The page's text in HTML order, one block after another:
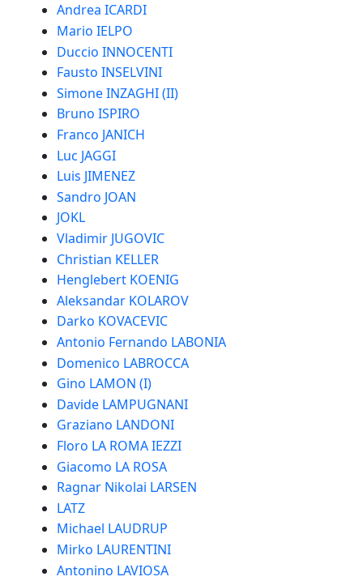
Andrea ICARDI
Mario IELPO
Duccio INNOCENTI
Fausto INSELVINI
Simone INZAGHI (II)
Bruno ISPIRO
Franco JANICH
Luc JAGGI
Luis JIMENEZ
Sandro JOAN
JOKL
Vladimir JUGOVIC
Christian KELLER
Henglebert KOENIG
Aleksandar KOLAROV
Darko KOVACEVIC
Antonio Fernando LABONIA
Domenico LABROCCA
Gino LAMON (I)
Davide LAMPUGNANI
Graziano LANDONI
Floro LA ROMA IEZZI
Giacomo LA ROSA
Ragnar Nikolai LARSEN
LATZ
Michael LAUDRUP
Mirko LAURENTINI
Antonino LAVIOSA